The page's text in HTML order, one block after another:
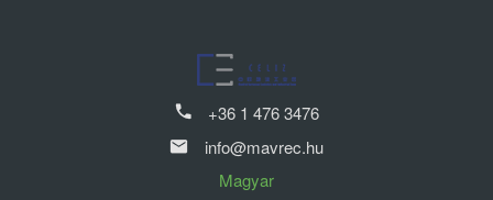
+36 1 476 3476
info@mavrec.hu
Magyar